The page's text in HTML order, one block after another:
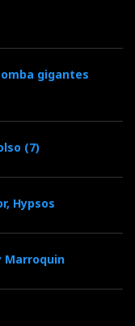
mercado.
preço dos
gigantes
(7)
Hypsos
Marroquin